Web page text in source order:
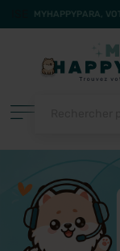
VOTRE